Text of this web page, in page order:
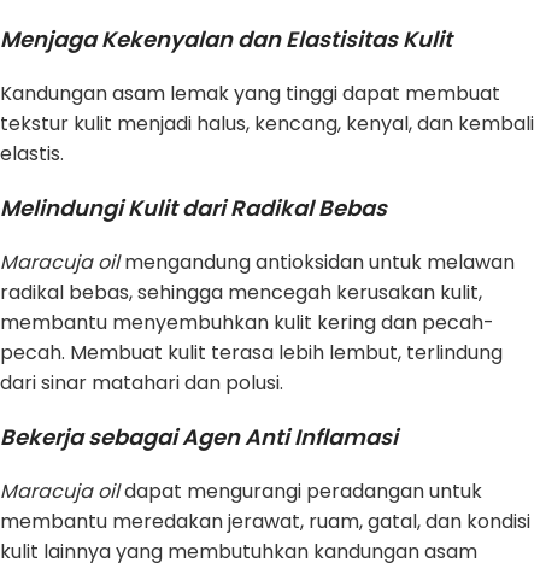
Menjaga Kekenyalan dan Elastisitas Kulit
Kandungan asam lemak yang tinggi dapat membuat
tekstur kulit menjadi halus, kencang, kenyal, dan kembali
elastis.
Melindungi Kulit dari Radikal Bebas
Maracuja oilmengandung antioksidan untuk melawan
radikal bebas, sehingga mencegah kerusakan kulit,
membantu menyembuhkan kulit kering dan pecah-
pecah. Membuat kulit terasa lebih lembut, terlindung
dari sinar matahari dan polusi.
Bekerja sebagai Agen Anti Inflamasi
Maracuja oildapat mengurangi peradangan untuk
membantu meredakan jerawat, ruam, gatal, dan kondisi
kulit lainnya yang membutuhkan kandungan asam